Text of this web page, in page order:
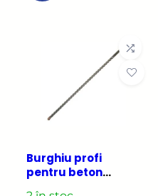
Burghiu profi
pentru beton